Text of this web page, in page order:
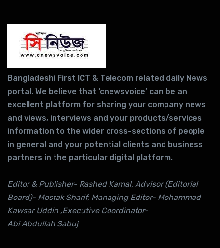
Bangladeshi First ICT & Telecom related daily News
portal. We believe that ‘cnewsvoice’ can be an
excellent platform for sharing your company news
and views, interviews and your products/services
information to the wider cross-sections of people
in general and your potential clients and business
partners in the particular digital platform.
Editor & Publisher- Rashed Kamal, Advisor (Editorial
Board)- Mostak Sharif, Managing Editor- Mohammad
Kawsar Uddin ,Executive Coordinator-
Abi Abdullah Sabuj